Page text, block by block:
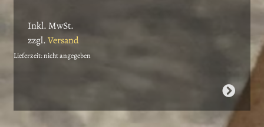
Inkl. MwSt.
zzgl.Versand
Lieferzeit: nicht angegeben